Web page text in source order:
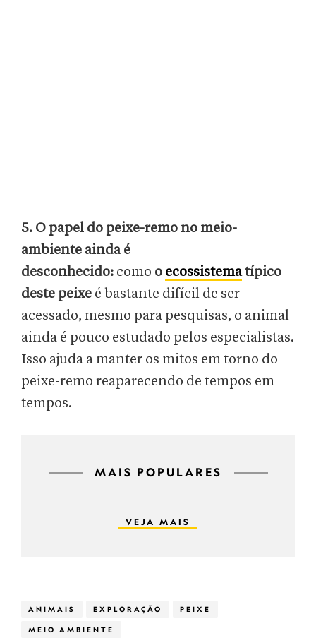
5. O papel do peixe-remo no meio-
ambiente ainda é
desconhecido: como o ecossistematípico
deste peixe é bastante difícil de ser
acessado, mesmo para pesquisas, o animal
ainda é pouco estudado pelos especialistas.
Isso ajuda a manter os mitos em torno do
peixe-remo reaparecendo de tempos em
tempos.
MAIS POPULARES
VEJA MAIS
ANIMAIS EXPLORAÇÃO PEIXE
MEIO AMBIENTE